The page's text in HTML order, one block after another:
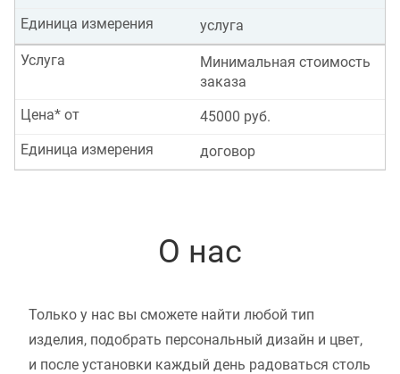
услуга
Единица измерения
Минимальная стоимость
заказа
Услуга
45000 руб.
Цена* от
договор
Единица измерения
О нас
Только у нас вы сможете найти любой тип
изделия, подобрать персональный дизайн и цвет,
и после установки каждый день радоваться столь